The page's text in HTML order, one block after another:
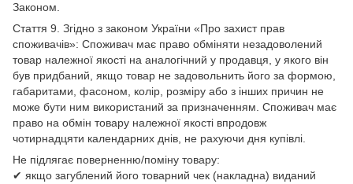
Законом.
Стаття 9. Згідно з законом України «Про захист прав
споживачів»: Споживач має право обміняти незадоволений
товар належної якості на аналогічний у продавця, у якого він
був придбаний, якщо товар не задовольнить його за формою,
габаритами, фасоном, колір, розміру або з інших причин не
може бути ним використаний за призначенням. Споживач має
право на обмін товару належної якості впродовж
чотирнадцяти календарних днів, не рахуючи дня купівлі.
Не підлягає поверненню/поміну товару:
✔ якщо загублений його товарний чек (накладна) виданий